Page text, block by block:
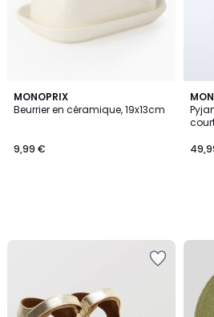
MONOPRIX
Beurrier en céramique, 19x13cm
9,99 €
2